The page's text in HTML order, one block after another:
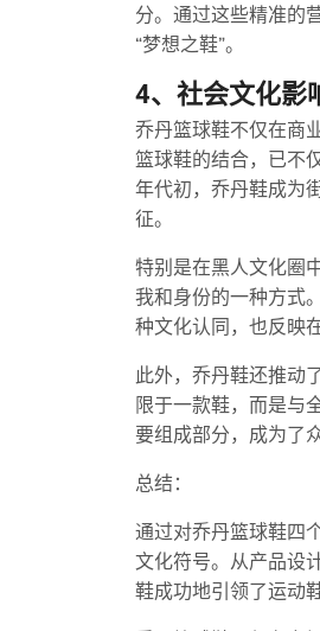
分。通过这些精准的
“梦想之鞋”。
4、社会文化影
乔丹篮球鞋不仅在商
篮球鞋的结合，已不
年代初，乔丹鞋成为
征。
特别是在黑人文化圈
我和身份的一种方式
种文化认同，也反映
此外，乔丹鞋还推动
限于一款鞋，而是与
要组成部分，成为了
总结：
通过对乔丹篮球鞋四
文化符号。从产品设
鞋成功地引领了运动